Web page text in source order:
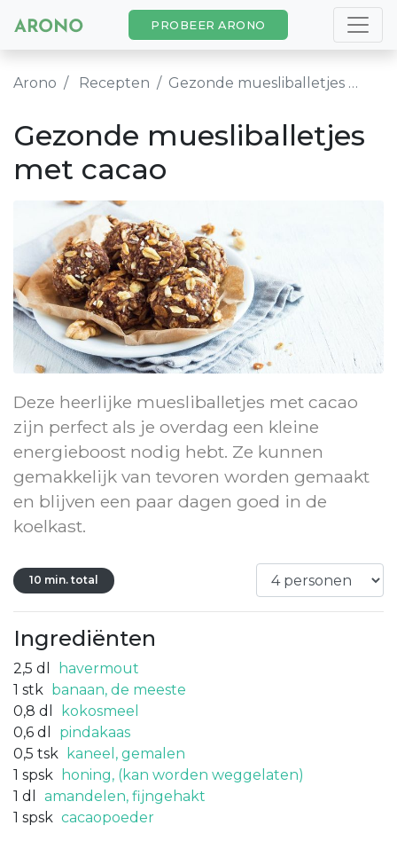
PROBEER ARONO
Arono Recepten Gezonde muesliballetjes met cacao
Gezonde muesliballetjes
met cacao
Deze heerlijke muesliballetjes met cacao
zijn perfect als je overdag een kleine
energieboost nodig hebt. Ze kunnen
gemakkelijk van tevoren worden gemaakt
en blijven een paar dagen goed in de
koelkast.
10 min. total
Ingrediënten
2,5 dl
havermout
1 stk banaan, de meeste
0,8 dl
kokosmeel
0,6 dl
pindakaas
0,5 tsk
kaneel, gemalen
1 spsk
honing, (kan worden weggelaten)
1 dl
amandelen, fijngehakt
1 spsk cacaopoeder